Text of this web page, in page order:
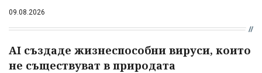
09.08.2026
AI създаде жизнеспособни вируси, които
не съществуват в природата